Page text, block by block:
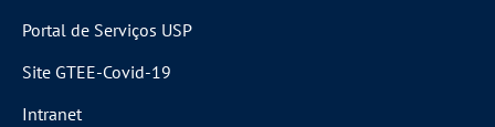
Portal de Serviços USP
Site GTEE-Covid-19
Intranet